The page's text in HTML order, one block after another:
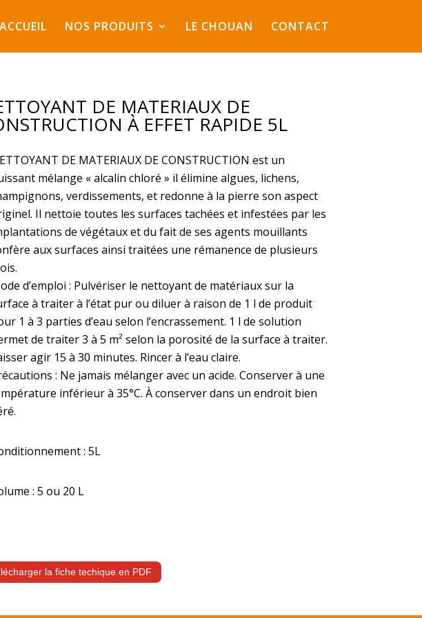
ACCUEIL NOS PRODUITS LE CHOUAN CONTACT
DE MATERIAUX DE
À EFFET RAPIDE 5L
ANT DE MATERIAUX DE CONSTRUCTION est un
issant mélange « alcalin chloré » il élimine algues, lichens,
pignons, verdissements, et redonne à la pierre son aspect
Il nettoie toutes les surfaces tachées et infestées par les
plantations de végétauxet du faitde ses agents mouillants
ère auxsurfaces ainsi traitées une rémanence de plusieurs
d’emploi : Pulvériser le nettoyant de matériauxsur la
ace à traiterà l’état pur ou diluer à raison de 1 l de produit
1 à 3 parties d’eau selon l’encrassement. 1 l de solution
etde traiter3 à 5 m² selon la porosité de la surface à traiter.
agir 15 à 30 minutes. Rincer à l’eau claire.
: Ne jamais mélanger avec un acide. Conserver à une
inférieur à 35°C. À conserver dans un endroit bien
: 5L
: 5 ou 20 L
la fiche techique en PDF